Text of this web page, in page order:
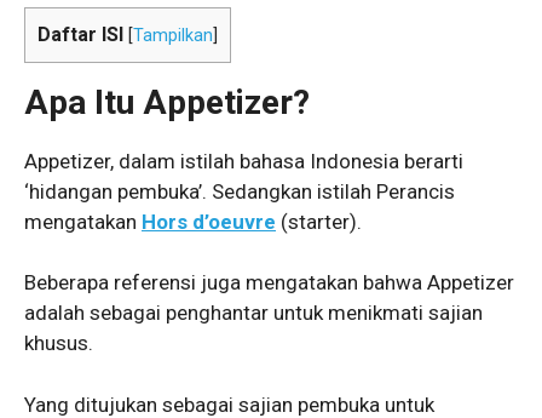
Daftar ISI [Tampilkan
Apa Itu Appetizer?
Appetizer, dalam istilah bahasa Indonesia berarti
‘hidangan pembuka’. Sedangkan istilah Perancis
mengatakan Hors d’oeuvre (starter).
Beberapa referensi juga mengatakan bahwa Appetizer
adalah sebagai penghantar untuk menikmati sajian
khusus.
Yang ditujukan sebagai sajian pembuka untuk